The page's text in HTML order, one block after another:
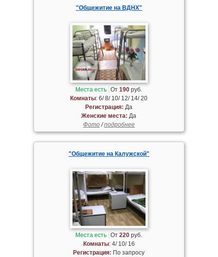
"Общежитие на ВДНХ"
Места есть От190 руб.
Комнаты: 6/ 8/ 10/ 12/ 14/ 20
Регистрация: Да
Женские места: Да
Фото/подробнее
"Общежитие на Калужской"
Места есть От220 руб.
Комнаты: 4/ 10/ 16
Регистрация: По запросу